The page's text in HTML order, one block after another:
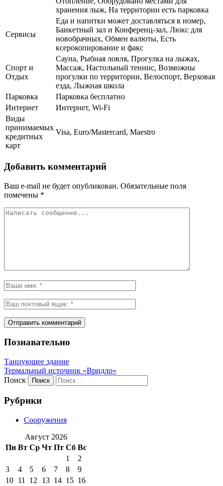
хранения лыж, На территории есть парковка
Сервисы
Еда и напитки может доставляться в номер,
Банкетный зал и Конференц-зал, Люкс для
новобрачных, Обмен валюты, Есть
ксерокопирование и факс
Спорт и
Отдых
Сауна, Рыбная ловля, Прогулка на лыжах,
Массаж, Настольный теннис, Возможны
прогулки по территории, Велоспорт, Верховая
езда, Лыжная школа
Парковка
Парковка бесплатно
Интернет
Интернет, Wi-Fi
Виды
принимаемых
кредитных
карт
Visa, Euro/Mastercard, Maestro
Добавить комментарий
Ваш e-mail не будет опубликован. Обязательные поля
помечены *
Познавательно
Танцующее здание
Термальный источник «Вридло»
Поиск
Рубрики
Сооружения
Август 2026
Пн Вт Ср Чт Пт Сб Вс
1
2
3
4 5 6 7 8
9
10 11 12 13 14 15 16